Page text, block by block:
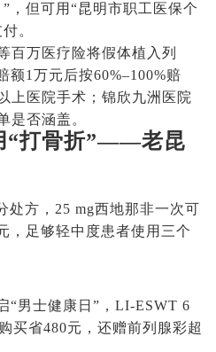
，但可用“昆明市职工医保个
。
百万医疗险将假体植入列
额1万元后按60%–100%赔
上医院手术；锦欣九洲医院
是否涵盖。
“打骨折”——老昆
处方，25 mg西地那非一次可
，足够轻中度患者使用三个
“男士健康日”，LI-ESWT 6
买省480元，还赠前列腺彩超